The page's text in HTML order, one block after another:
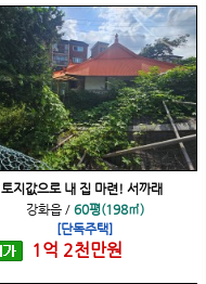
토지값으로 내 집 마련! 서까래
강화읍/ 60평(198㎡)
[단독주택]
1 억 2천만원